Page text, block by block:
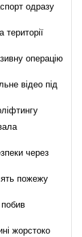
одразу
операцію
відео під
через
пожежу
жорстоко